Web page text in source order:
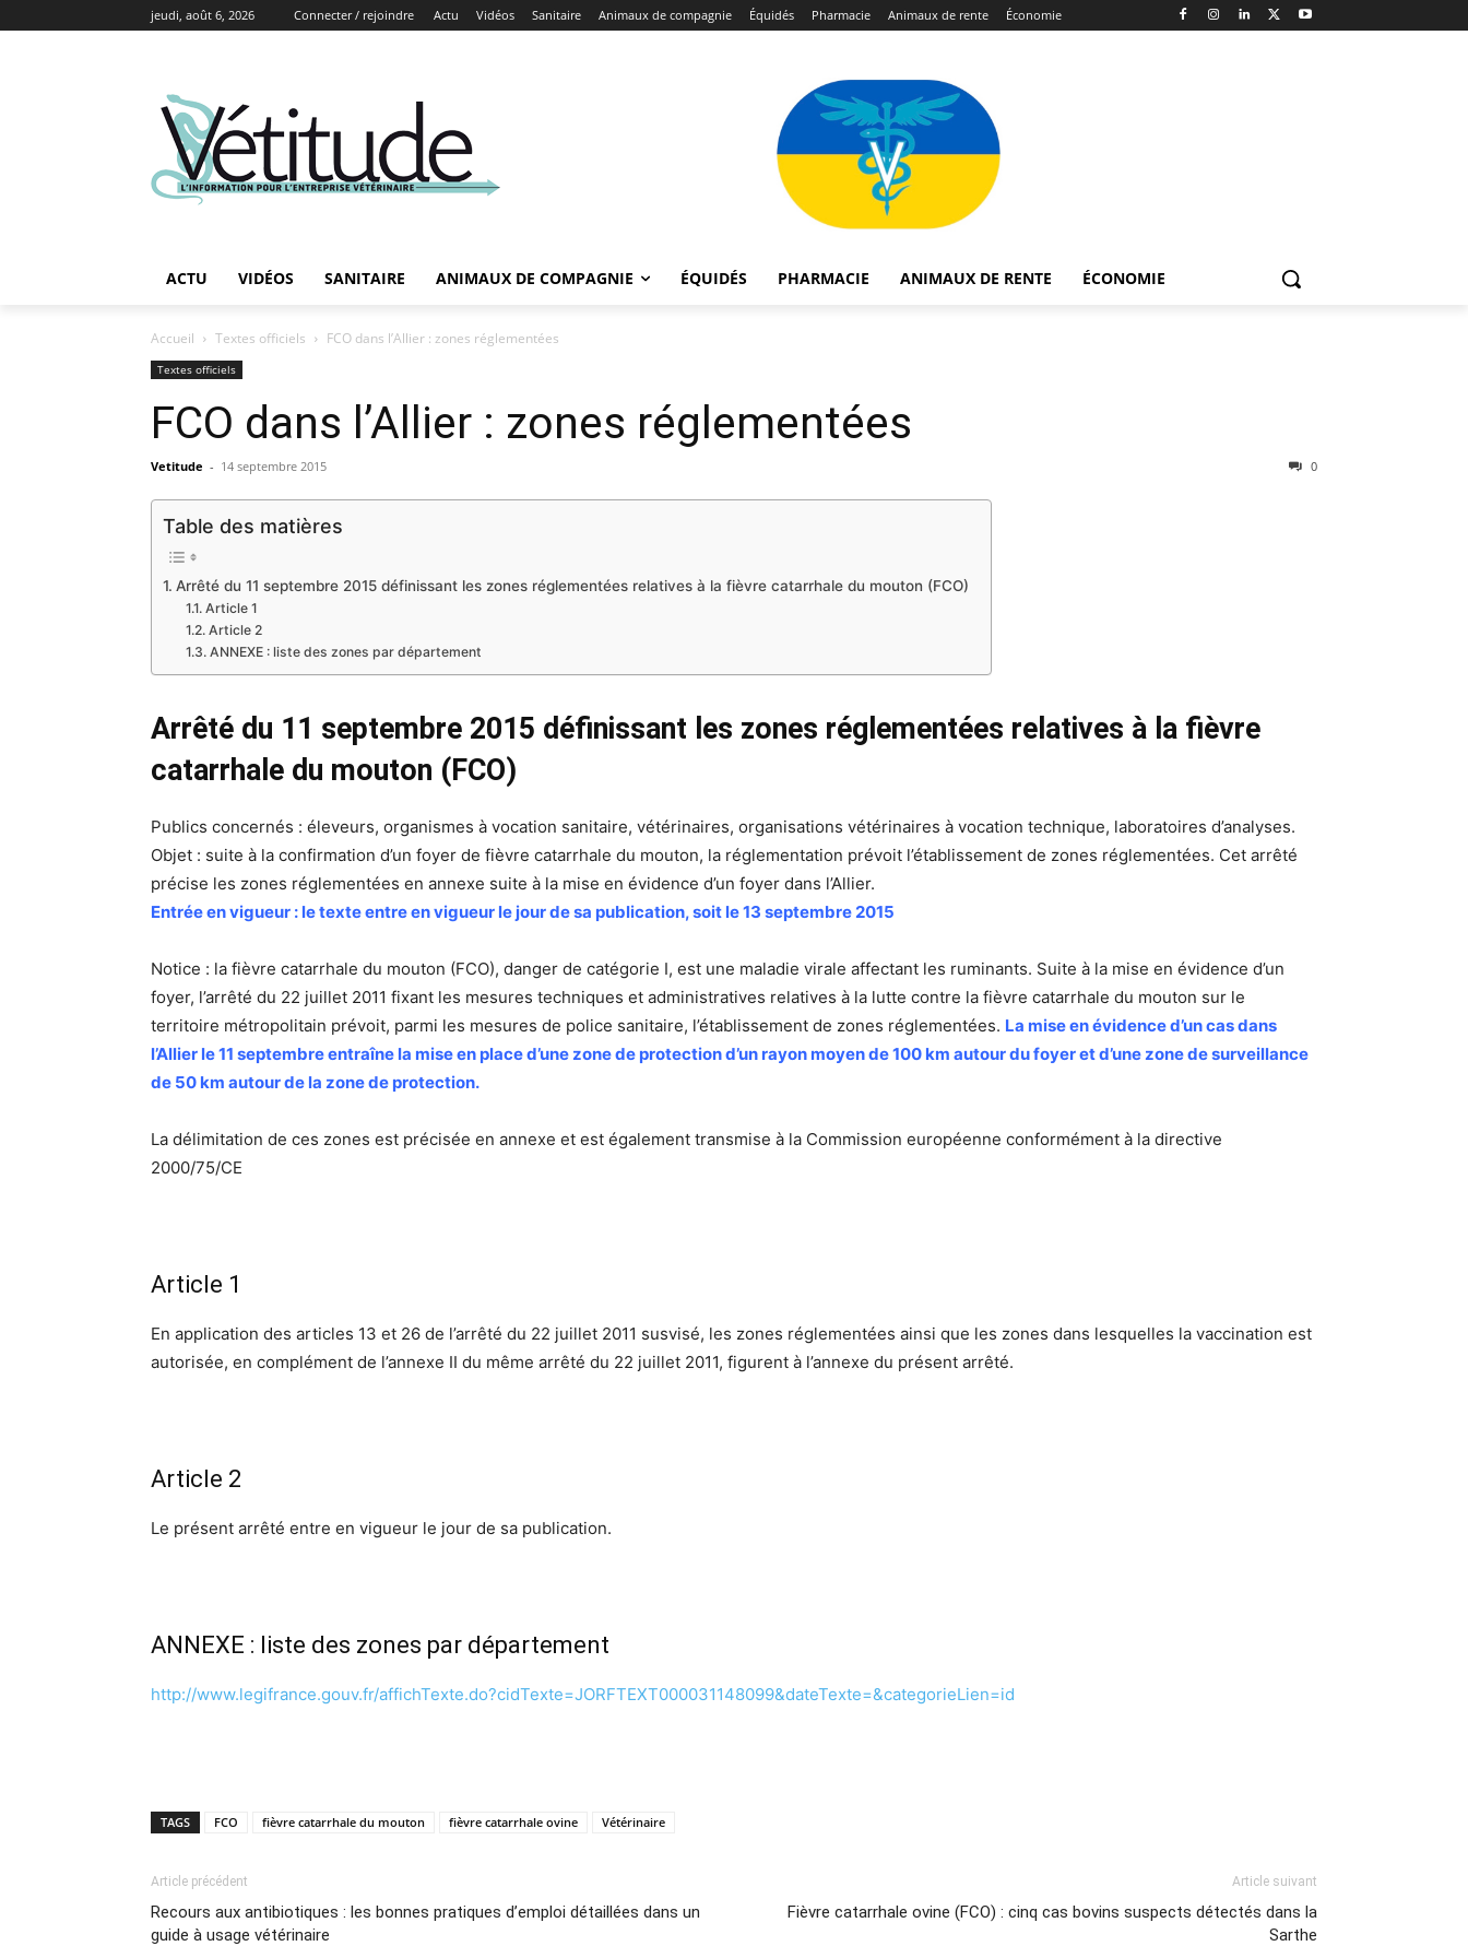
jeudi, août 6, 2026 Connecter / rejoindre Actu Vidéos Sanitaire Animaux de compagnie Équidés Pharmacie Animaux de rente Économie
ACTU VIDÉOS SANITAIRE ANIMAUX DE COMPAGNIE ÉQUIDÉS PHARMACIE ANIMAUX DE RENTE ÉCONOMIE
Accueil Textes officiels FCO dans l’Allier : zones réglementées
Textes officiels
FCO dans l’Allier : zones réglementées
Vetitude - 14 septembre 2015 0
Table des matières
Arrêté du 11 septembre 2015 définissant les zones réglementées relatives à la fièvre catarrhale du mouton (FCO)
Article 1
Article 2
ANNEXE : liste des zones par département
Arrêté du 11 septembre 2015 définissant les zones réglementées relatives à la fièvre
catarrhale du mouton (FCO)
Publics concernés : éleveurs, organismes à vocation sanitaire, vétérinaires, organisations vétérinaires à vocation technique, laboratoires d’analyses.
Objet : suite à la confirmation d’un foyer de fièvre catarrhale du mouton, la réglementation prévoit l’établissement de zones réglementées. Cet arrêté
précise les zones réglementées en annexe suite à la mise en évidence d’un foyer dans l’Allier.
Entrée en vigueur : le texte entre en vigueur le jour de sa publication, soit le 13 septembre 2015
Notice : la fièvre catarrhale du mouton (FCO), danger de catégorie I, est une maladie virale affectant les ruminants. Suite à la mise en évidence d’un
foyer, l’arrêté du 22 juillet 2011 fixant les mesures techniques et administratives relatives à la lutte contre la fièvre catarrhale du mouton sur le
territoire métropolitain prévoit, parmi les mesures de police sanitaire, l’établissement de zones réglementées. La mise en évidence d’un cas dans
l’Allier le 11 septembre entraîne la mise en place d’une zone de protection d’un rayon moyen de 100 km autour du foyer et d’une zone de surveillance
de 50 km autour de la zone de protection.
La délimitation de ces zones est précisée en annexe et est également transmise à la Commission européenne conformément à la directive
2000/75/CE
Article 1
En application des articles 13 et 26 de l’arrêté du 22 juillet 2011 susvisé, les zones réglementées ainsi que les zones dans lesquelles la vaccination est
autorisée, en complément de l’annexe II du même arrêté du 22 juillet 2011, figurent à l’annexe du présent arrêté.
Article 2
Le présent arrêté entre en vigueur le jour de sa publication.
ANNEXE : liste des zones par département
http://www.legifrance.gouv.fr/affichTexte.do?cidTexte=JORFTEXT000031148099&dateTexte=&categorieLien=id
TAGS FCO fièvre catarrhale du mouton fièvre catarrhale ovine Vétérinaire
Article précédent
Recours aux antibiotiques : les bonnes pratiques d’emploi détaillées dans un
guide à usage vétérinaire
Article suivant
Fièvre catarrhale ovine (FCO) : cinq cas bovins suspects détectés dans la
Sarthe